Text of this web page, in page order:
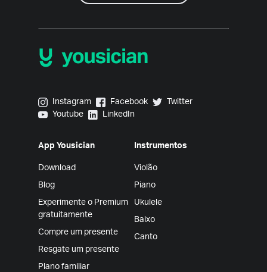
Yousician on Instagram
Instagram Yousician on Facebook
Facebook Yousician on Twitter
Twitter
Yousician on Youtube
Youtube Yousician on LinkedIn
LinkedIn
App Yousician
Download
Blog
Experimente o Premium
gratuitamente
Compre um presente
Resgate um presente
Plano familiar
Instrumentos
Violão
Piano
Ukulele
Baixo
Canto